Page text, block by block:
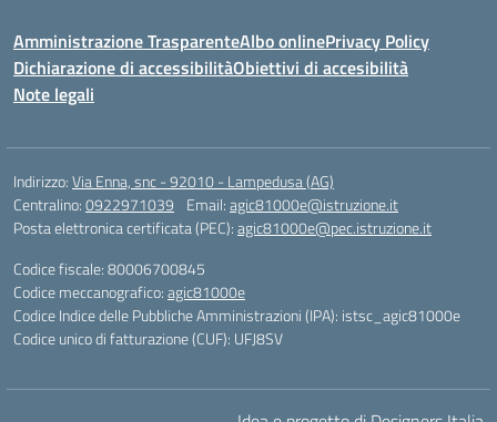
Amministrazione TrasparenteAlbo onlinePrivacy Policy
Dichiarazione di accessibilitàObiettivi di accesibilità
Note legali
Indirizzo:Via Enna, snc - 92010 - Lampedusa (AG)
Centralino:0922971039 Email:agic81000e@istruzione.it
Posta elettronica certificata (PEC):agic81000e@pec.istruzione.it
Codice fiscale: 80006700845
Codice meccanografico:agic81000e
Codice Indice delle Pubbliche Amministrazioni (IPA): istsc_agic81000e
Codice unico di fatturazione (CUF): UFJ8SV